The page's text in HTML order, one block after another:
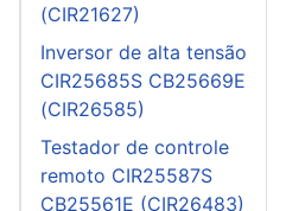
(CIR21627)
Inversor de alta tensão
CIR25685S CB25669E
(CIR26585)
Testador de controle
remoto CIR25587S
CB25561E (CIR26483)